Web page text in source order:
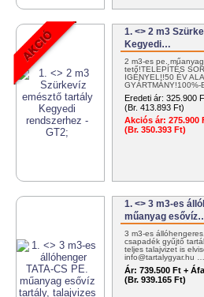
1. <> 2 m3
Kegyedi…
2 m3-es pe.
tető!TELEPÍTÉS
IGÉNYEL!!50 ÉV
Eredeti ár: 325.900
(Br. 413.893 Ft)
Akciós ár: 275.900
(Br. 350.393 Ft)
1. <> 3 m3-es
műanyag
3 m3-es
csapadék gyűjtő
teljes talajvizet is
info@tartalygyar.hu …
Ár: 739.500 Ft + Áfa
(Br. 939.165 Ft)